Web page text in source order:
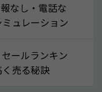
ついて確認し
金を受け取ること
なし・電話な
ュレーション
ールランキン
売る秘訣